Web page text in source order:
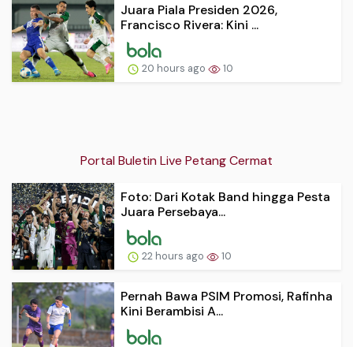
Juara Piala Presiden 2026,
Francisco Rivera: Kini ...
20 hours ago 10
Portal Buletin Live Petang Cermat
Foto: Dari Kotak Band hingga Pesta
Juara Persebaya...
22 hours ago 10
Pernah Bawa PSIM Promosi, Rafinha
Kini Berambisi A...